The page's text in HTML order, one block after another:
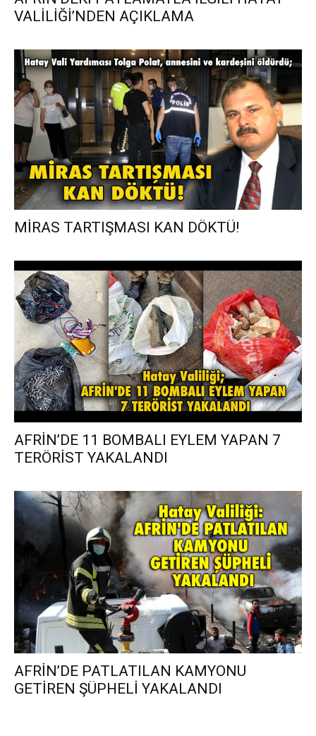
VALİLİĞİ’NDEN AÇIKLAMA
MİRAS TARTIŞMASI KAN DÖKTÜ!
AFRİN’DE 11 BOMBALI EYLEM YAPAN 7
TERÖRİST YAKALANDI
AFRİN’DE PATLATILAN KAMYONU
GETİREN ŞÜPHELİ YAKALANDI